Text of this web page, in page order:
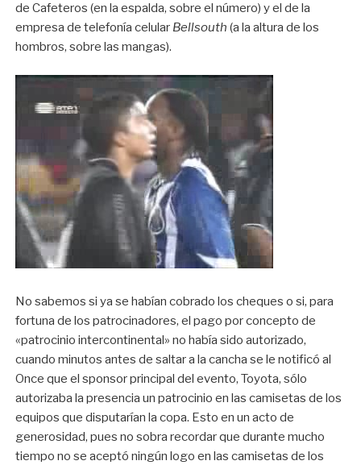
de Cafeteros (en la espalda, sobre el número) y el de la
empresa de telefonía celular Bellsouth (a la altura de los
hombros, sobre las mangas).
No sabemos si ya se habían cobrado los cheques o si, para
fortuna de los patrocinadores, el pago por concepto de
«patrocinio intercontinental» no había sido autorizado,
cuando minutos antes de saltar a la cancha se le notificó al
Once que el sponsor principal del evento, Toyota, sólo
autorizaba la presencia un patrocinio en las camisetas de los
equipos que disputarían la copa. Esto en un acto de
generosidad, pues no sobra recordar que durante mucho
tiempo no se aceptó ningún logo en las camisetas de los